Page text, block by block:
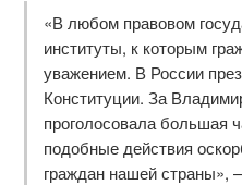
«В любом правовом
институты, к которым
уважением. В России
Конституции. За
проголосовала большая
подобные действия
граждан нашей страны»,